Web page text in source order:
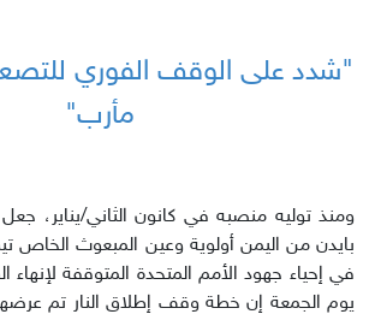
"شدد على الوقف الفوري
مأرب"
ومنذ توليه منصبه في كانون الثاني/يناير،
بايدن من اليمن أولوية وعين المبعوث الخاص
في إحياء جهود الأمم المتحدة المتوقفة لإنهاء
يوم الجمعة إن خطة وقف إطلاق النار تم عرضها